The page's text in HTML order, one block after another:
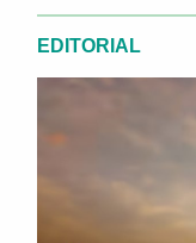
EDITORIAL